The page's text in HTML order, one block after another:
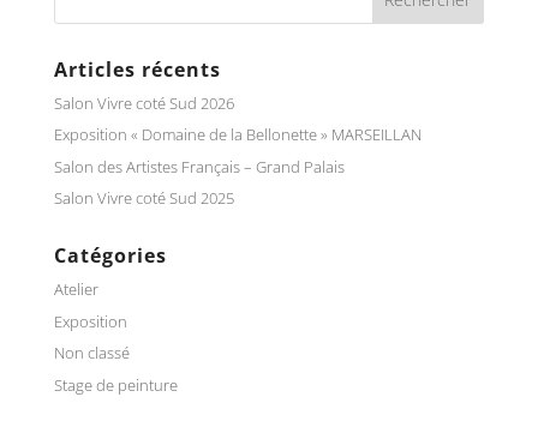
Articles récents
Salon Vivre coté Sud 2026
Exposition « Domaine de la Bellonette » MARSEILLAN
Salon des Artistes Français – Grand Palais
Salon Vivre coté Sud 2025
Catégories
Atelier
Exposition
Non classé
Stage de peinture